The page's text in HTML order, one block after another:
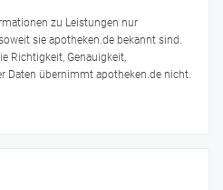
zu Leistungen nur
sie apotheken.de bekannt sind.
Richtigkeit, Genauigkeit,
Daten übernimmt apotheken.de nicht.